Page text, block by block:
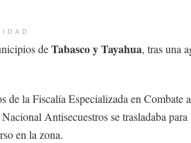
deTabasco y Tayahua, tras una
la Fiscalía Especializada en Combate
Antisecuestros se trasladaba
en la zona.